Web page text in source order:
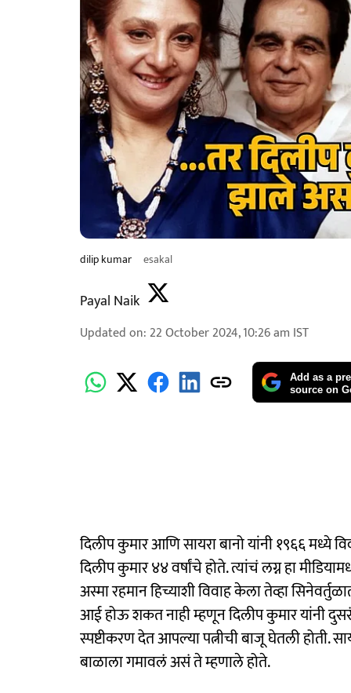
dilip kumar esakal
Payal Naik
Updated on: 22 October 2024, 10:26 am IST
Add as a
source on
दिलीप कुमार आणि सायरा बानो यांनी १९६६ मध्ये
दिलीप कुमार ४४ वर्षांचे होते. त्यांचं लग्न हा
अस्मा रहमान हिच्याशी विवाह केला तेव्हा
आई होऊ शकत नाही म्हणून दिलीप कुमार यांनी
स्पष्टीकरण देत आपल्या पत्नीची बाजू घेतली होती.
बाळाला गमावलं असं ते म्हणाले होते.